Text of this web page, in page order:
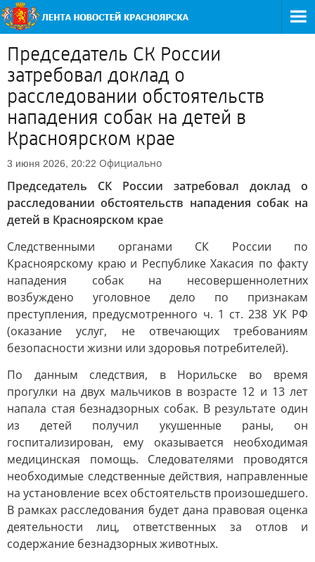
Председатель СК России
затребовал доклад о
расследовании обстоятельств
нападения собак на детей в
Красноярском крае
3 июня 2026, 20:22 Официально
Председатель СК России затребовал доклад о
расследовании обстоятельств нападения собак на
детей в Красноярском крае
Следственными органами СК России по
Красноярскому краю и Республике Хакасия по факту
нападения собак на несовершеннолетних
возбуждено уголовное дело по признакам
преступления, предусмотренного ч. 1 ст. 238 УК РФ
(оказание услуг, не отвечающих требованиям
безопасности жизни или здоровья потребителей).
По данным следствия, в Норильске во время
прогулки на двух мальчиков в возрасте 12 и 13 лет
напала стая безнадзорных собак. В результате один
из детей получил укушенные раны, он
госпитализирован, ему оказывается необходимая
медицинская помощь. Следователями проводятся
необходимые следственные действия, направленные
на установление всех обстоятельств произошедшего.
В рамках расследования будет дана правовая оценка
деятельности лиц, ответственных за отлов и
содержание безнадзорных животных.